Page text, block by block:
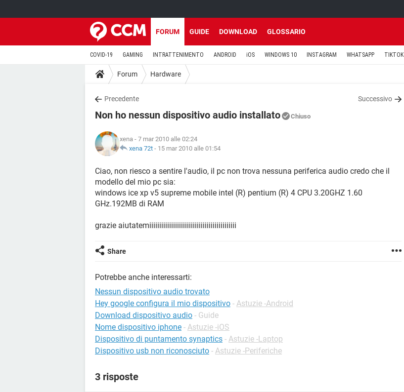
FORUM GUIDE DOWNLOAD GLOSSARIO
COVID-19 GAMING INTRATTENIMENTO ANDROID iOS WINDOWS 10 INSTAGRAM WHATSAPP TIKTOK
Forum Hardware
Precedente Successivo
Non ho nessun dispositivo audio installato Chiuso
xena - 7 mar 2010 alle 02:24
xena 72t - 15 mar 2010 alle 01:54
Ciao, non riesco a sentire l'audio, il pc non trova nessuna periferica audio credo che il
modello del mio pc sia:
windows ice xp v5 supreme mobile intel (R) pentium (R) 4 CPU 3.20GHZ 1.60
GHz.192MB di RAM
grazie aiutatemiiiiiiiiiiiiiiiiiiiiiiiiiiiiiiiiiiiiiiiiiiii
Share
Potrebbe anche interessarti:
Nessun dispositivo audio trovato
Hey google configura il mio dispositivo - Astuzie -Android
Download dispositivo audio - Guide
Nome dispositivo iphone - Astuzie -iOS
Dispositivo di puntamento synaptics - Astuzie -Laptop
Dispositivo usb non riconosciuto - Astuzie -Periferiche
3 risposte